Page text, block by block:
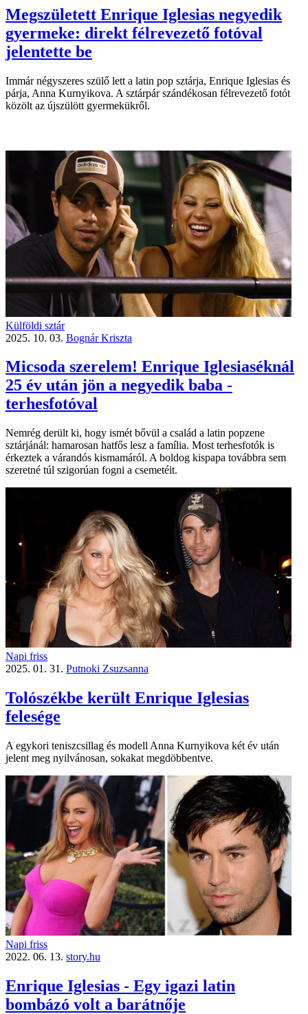
Megszületett Enrique Iglesias negyedik
gyermeke: direkt félrevezető fotóval
jelentette be
Immár négyszeres szülő lett a latin pop sztárja, Enrique Iglesias és
párja, Anna Kurnyikova. A sztárpár szándékosan félrevezető fotót
közölt az újszülött gyermekükről.
Külföldi sztár
2025. 10. 03. Bognár Kriszta
Micsoda szerelem! Enrique Iglesiaséknál
25 év után jön a negyedik baba -
terhesfotóval
Nemrég derült ki, hogy ismét bővül a család a latin popzene
sztárjánál: hamarosan hatfős lesz a família. Most terhesfotók is
érkeztek a várandós kismamáról. A boldog kispapa továbbra sem
szeretné túl szigorúan fogni a csemetéit.
Napi friss
2025. 01. 31. Putnoki Zsuzsanna
Tolószékbe került Enrique Iglesias
felesége
A egykori teniszcsillag és modell Anna Kurnyikova két év után
jelent meg nyilvánosan, sokakat megdöbbentve.
Napi friss
2022. 06. 13. story.hu
Enrique Iglesias - Egy igazi latin
bombázó volt a barátnője